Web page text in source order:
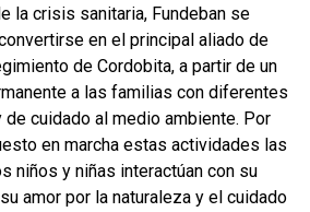
la crisis sanitaria, Fundeban se
en el principal aliado de
de Cordobita, a partir de un
a las familias con diferentes
cuidado al medio ambiente. Por
en marcha estas actividades las
niños y niñas interactúan con su
amor por la naturaleza y el cuidado